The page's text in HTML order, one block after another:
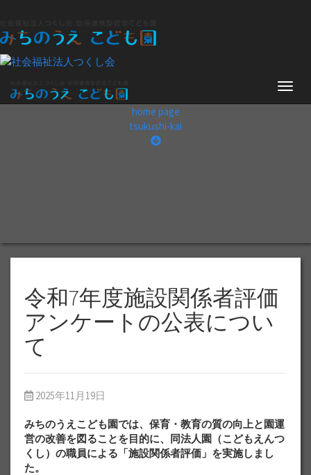
ナ
ビ
home page
tsukushi-kai
令和7年度施設関係者評価
アンケートの公表につい
て
2025年11月19日
みちのうえこども園では、保育・教育の質の向上と園運
営の改善を図ることを目的に、同法人園（こどもえんつ
くし）の職員による「施設関係者評価」を実施しまし
た。